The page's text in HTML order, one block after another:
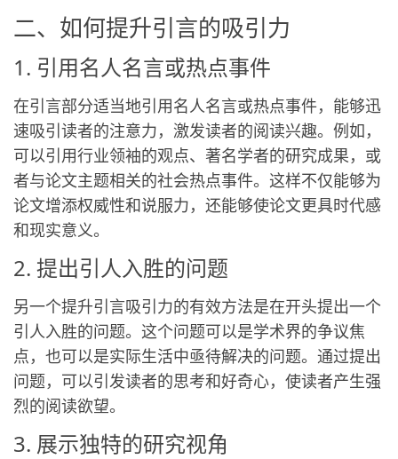
二、如何提升引言的吸引力
1. 引用名人名言或热点事件
在引言部分适当地引用名人名言或热点事件，能够迅
速吸引读者的注意力，激发读者的阅读兴趣。例如，
可以引用行业领袖的观点、著名学者的研究成果，或
者与论文主题相关的社会热点事件。这样不仅能够为
论文增添权威性和说服力，还能够使论文更具时代感
和现实意义。
2. 提出引人入胜的问题
另一个提升引言吸引力的有效方法是在开头提出一个
引人入胜的问题。这个问题可以是学术界的争议焦
点，也可以是实际生活中亟待解决的问题。通过提出
问题，可以引发读者的思考和好奇心，使读者产生强
烈的阅读欲望。
3. 展示独特的研究视角